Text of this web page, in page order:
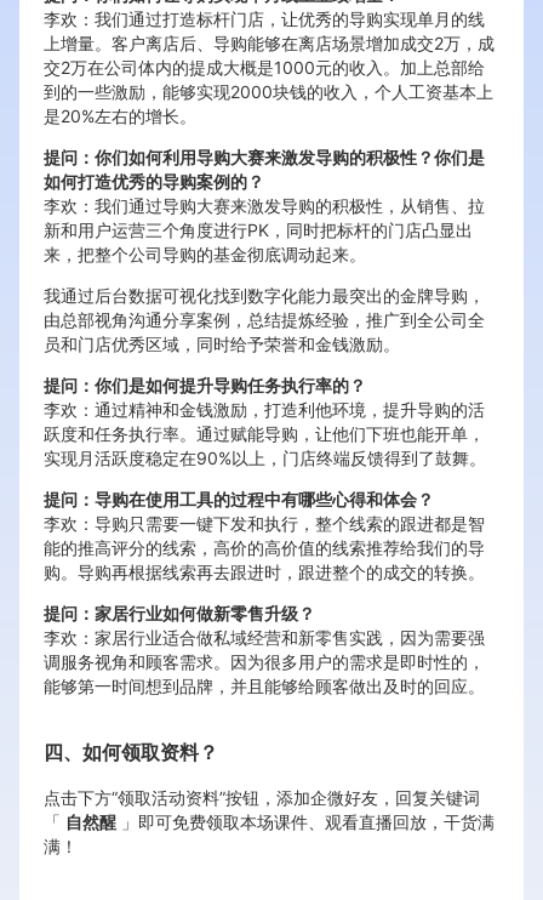
李欢：我们通过打造标杆门店，让优秀的导购实现单月的线
上增量。客户离店后、导购能够在离店场景增加成交2万，成
交2万在公司体内的提成大概是1000元的收入。加上总部给
到的一些激励，能够实现2000块钱的收入，个人工资基本上
是20%左右的增长。
提问：你们如何利用导购大赛来激发导购的积极性？你们是
如何打造优秀的导购案例的？
李欢：我们通过导购大赛来激发导购的积极性，从销售、拉
新和用户运营三个角度进行PK，同时把标杆的门店凸显出
来，把整个公司导购的基金彻底调动起来。
我通过后台数据可视化找到数字化能力最突出的金牌导购，
由总部视角沟通分享案例，总结提炼经验，推广到全公司全
员和门店优秀区域，同时给予荣誉和金钱激励。
提问：你们是如何提升导购任务执行率的？
李欢：通过精神和金钱激励，打造利他环境，提升导购的活
跃度和任务执行率。通过赋能导购，让他们下班也能开单，
实现月活跃度稳定在90%以上，门店终端反馈得到了鼓舞。
提问：导购在使用工具的过程中有哪些心得和体会？
李欢：导购只需要一键下发和执行，整个线索的跟进都是智
能的推高评分的线索，高价的高价值的线索推荐给我们的导
购。导购再根据线索再去跟进时，跟进整个的成交的转换。
提问：家居行业如何做新零售升级？
李欢：家居行业适合做私域经营和新零售实践，因为需要强
调服务视角和顾客需求。因为很多用户的需求是即时性的，
能够第一时间想到品牌，并且能够给顾客做出及时的回应。
四、如何领取资料？
点击下方“领取活动资料”按钮，添加企微好友，回复关键词
「 自然醒 」即可免费领取本场课件、观看直播回放，干货满
满！